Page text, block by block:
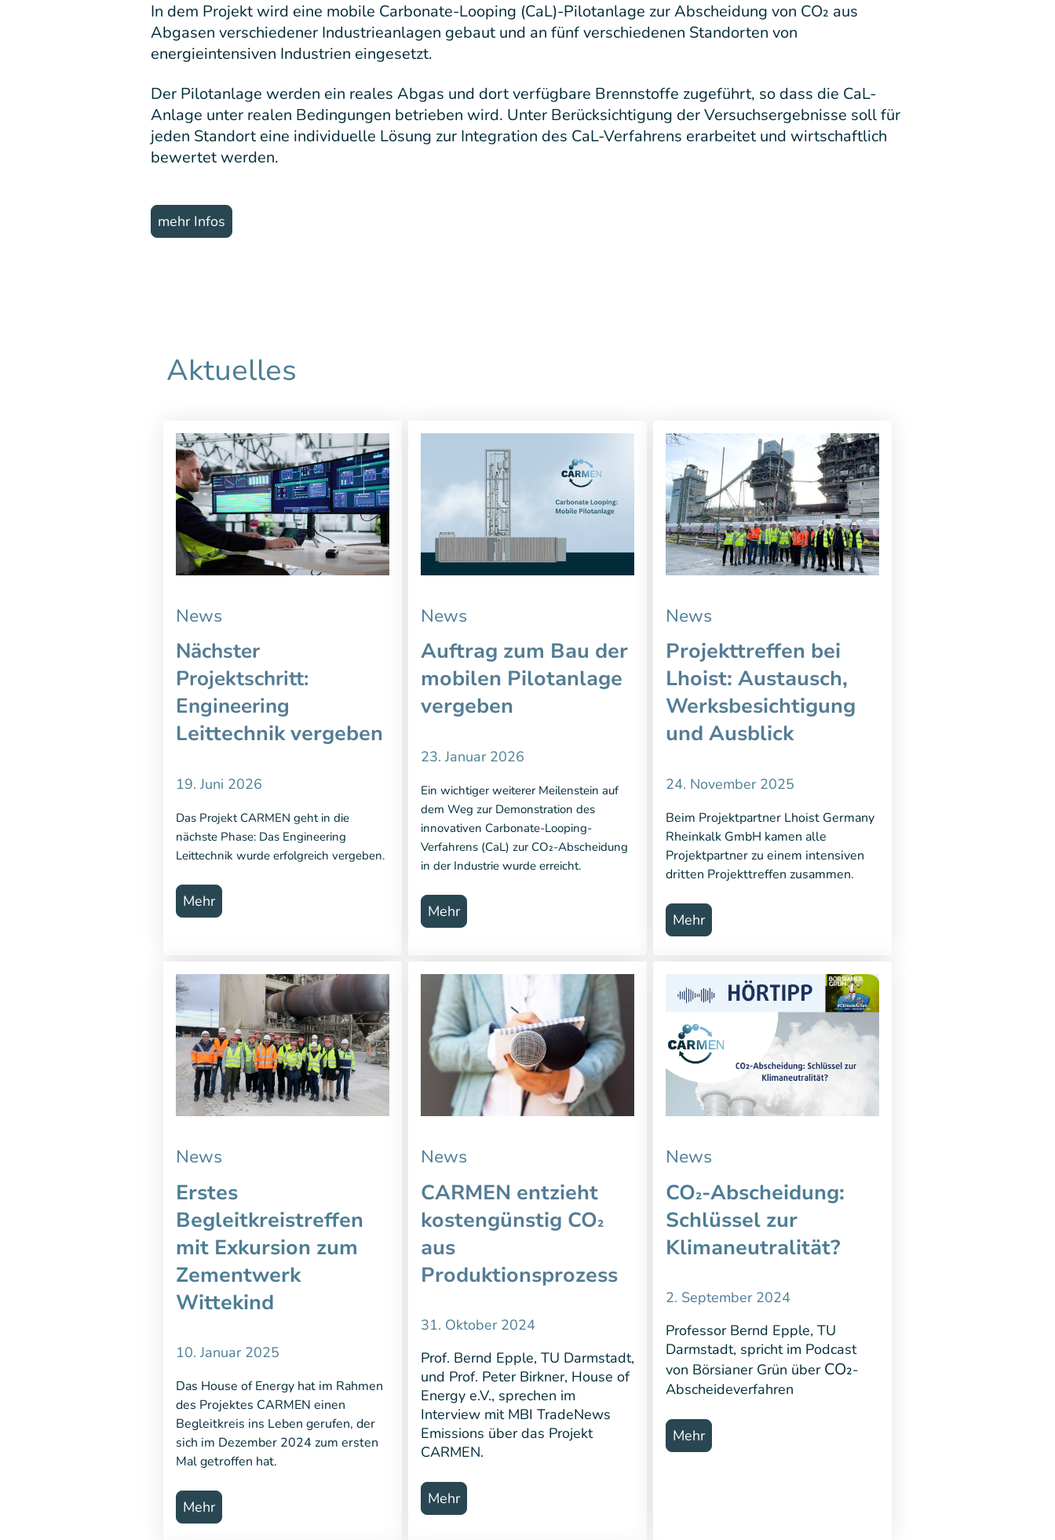
In dem Projekt wird eine mobile Carbonate-Looping (CaL)-Pilotanlage zur Abscheidung von CO₂ aus
Abgasen verschiedener Industrieanlagen gebaut und an fünf verschiedenen Standorten von
energieintensiven Industrien eingesetzt.
Der Pilotanlage werden ein reales Abgas und dort verfügbare Brennstoffe zugeführt, so dass die CaL-
Anlage unter realen Bedingungen betrieben wird. Unter Berücksichtigung der Versuchsergebnisse soll für
jeden Standort eine individuelle Lösung zur Integration des CaL-Verfahrens erarbeitet und wirtschaftlich
bewertet werden.
mehr Infos
Aktuelles
News
Nächster
Projektschritt:
Engineering
Leittechnik vergeben
19. Juni 2026
Das Projekt CARMEN geht in die
nächste Phase: Das Engineering
Leittechnik wurde erfolgreich vergeben.
Mehr
News
Auftrag zum Bau der
mobilen Pilotanlage
vergeben
23. Januar 2026
Ein wichtiger weiterer Meilenstein auf
dem Weg zur Demonstration des
innovativen Carbonate-Looping-
Verfahrens (CaL) zur CO₂-Abscheidung
in der Industrie wurde erreicht.
Mehr
News
Projekttreffen bei
Lhoist: Austausch,
Werksbesichtigung
und Ausblick
24. November 2025
Beim Projektpartner Lhoist Germany
Rheinkalk GmbH kamen alle
Projektpartner zu einem intensiven
dritten Projekttreffen zusammen.
Mehr
News
Erstes
Begleitkreistreffen
mit Exkursion zum
Zementwerk
Wittekind
10. Januar 2025
Das House of Energy hat im Rahmen
des Projektes CARMEN einen
Begleitkreis ins Leben gerufen, der
sich im Dezember 2024 zum ersten
Mal getroffen hat.
Mehr
News
CARMEN entzieht
kostengünstig CO₂
aus
Produktionsprozess
31. Oktober 2024
Prof. Bernd Epple, TU Darmstadt,
und Prof. Peter Birkner, House of
Energy e.V., sprechen im
Interview mit MBI TradeNews
Emissions über das Projekt
CARMEN.
Mehr
News
CO₂-Abscheidung:
Schlüssel zur
Klimaneutralität?
2. September 2024
Professor Bernd Epple, TU
Darmstadt, spricht im Podcast
von Börsianer Grün über CO₂-
Abscheideverfahren
Mehr